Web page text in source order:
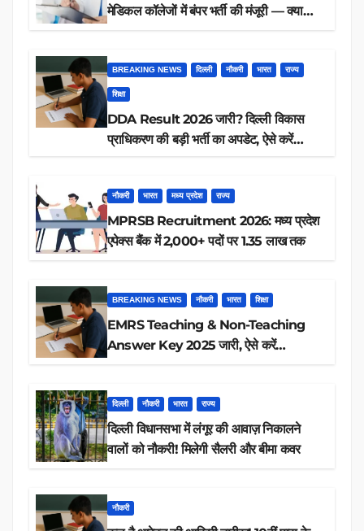
मेडिकल कॉलेजों में बंपर भर्ती की मंजूरी — क्या
BREAKING NEWS दिल्ली नौकरी भारत राज्य
शिक्षा
DDA Result 2026 जारी? दिल्ली विकास
प्राधिकरण की बड़ी भर्ती का अपडेट, ऐसे करें
नौकरी भारत मध्य प्रदेश राज्य
MPRSB Recruitment 2026: मध्य प्रदेश
एपेक्स बैंक में 2,000+ पदों पर 1.35 लाख तक
BREAKING NEWS नौकरी भारत शिक्षा
EMRS Teaching & Non-Teaching
Answer Key 2025 जारी, ऐसे करें
दिल्ली नौकरी भारत राज्य
दिल्ली विधानसभा में लंगूर की आवाज़ निकालने
वालों को नौकरी! मिलेगी सैलरी और बीमा कवर
नौकरी